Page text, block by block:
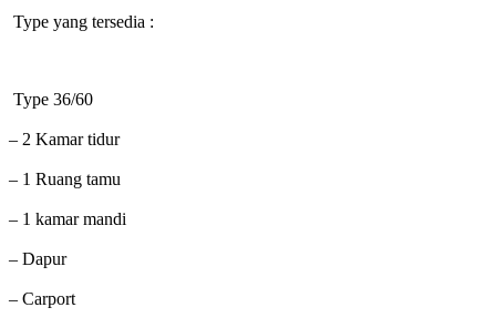
Type yang tersedia :
Type 36/60
– 2 Kamar tidur
– 1 Ruang tamu
– 1 kamar mandi
– Dapur
– Carport